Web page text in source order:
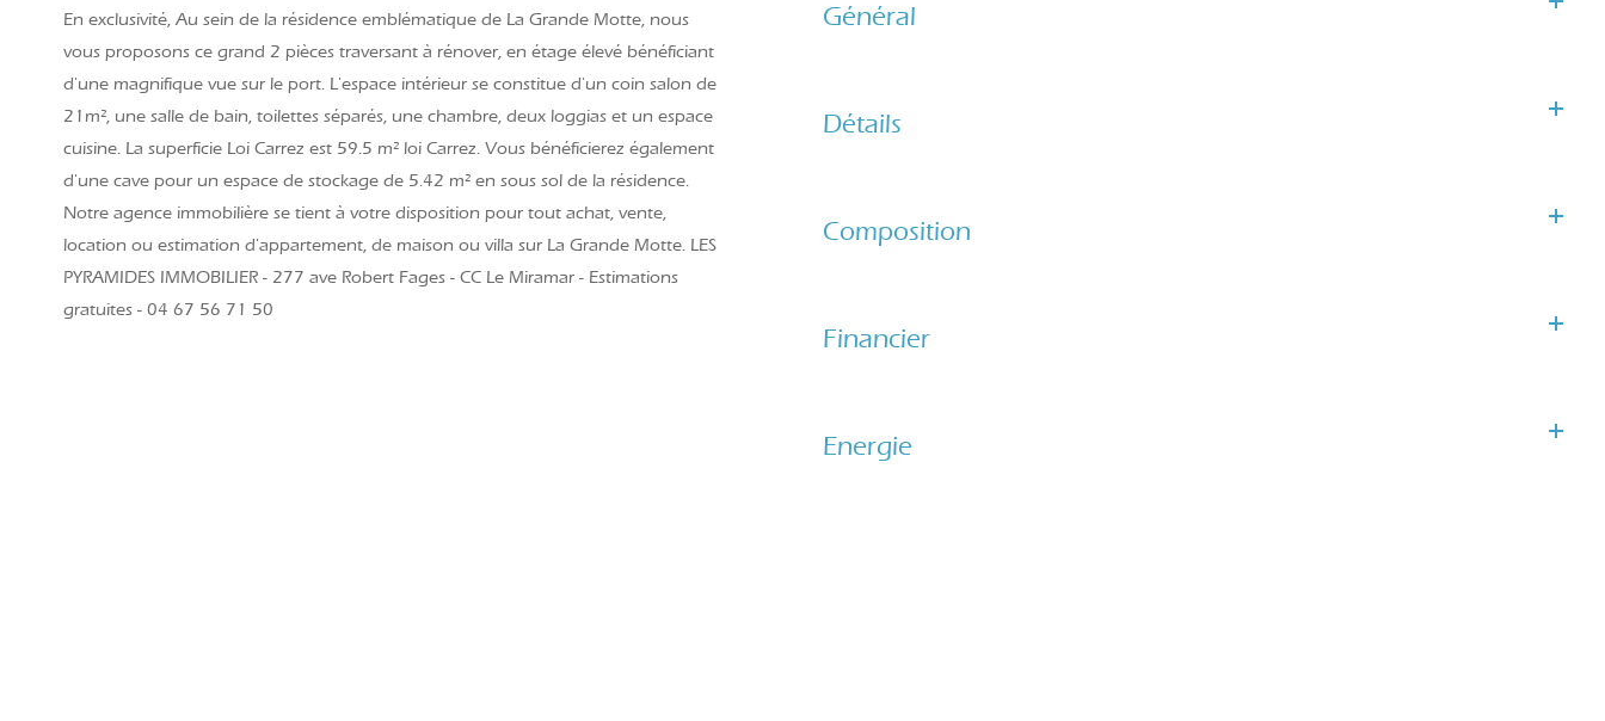
En exclusivité, Au sein de la résidence emblématique de La Grande Motte, nous
vous proposons ce grand 2 pièces traversant à rénover, en étage élevé bénéficiant
d'une magnifique vue sur le port. L'espace intérieur se constitue d'un coin salon de
21m², une salle de bain, toilettes séparés, une chambre, deux loggias et un espace
cuisine. La superficie Loi Carrez est 59.5 m² loi Carrez. Vous bénéficierez également
d'une cave pour un espace de stockage de 5.42 m² en sous sol de la résidence.
Notre agence immobilière se tient à votre disposition pour tout achat, vente,
location ou estimation d'appartement, de maison ou villa sur La Grande Motte. LES
PYRAMIDES IMMOBILIER - 277 ave Robert Fages - CC Le Miramar - Estimations
gratuites - 04 67 56 71 50
Général
Détails
Composition
Financier
Energie